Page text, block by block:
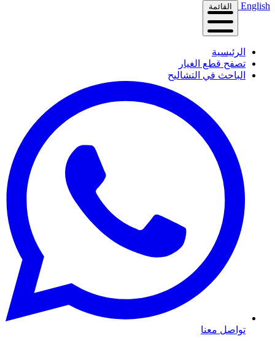
English القائمة
الرئيسية
تصفح قطع الغيار
الباحث في التشاليح
تواصل معنا